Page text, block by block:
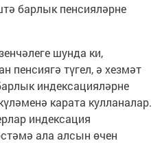
барлык пенсияләрне
шунда ки,
пенсиягә түгел, ә хезмәт
индексацияләрне
карата кулланалар.
индексация
ала алсын өчен